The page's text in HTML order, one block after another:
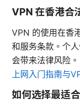
VPN 在香港合
VPN 的使用在香
和服务条款。个
会带来法律风险。
上网入门指南与
如何选择最适